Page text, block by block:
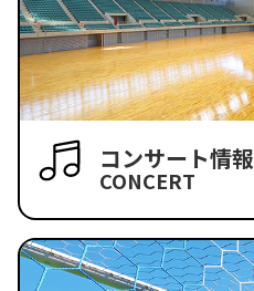
コンサート情報
CONCERT